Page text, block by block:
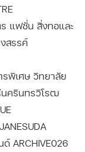
แฟชั่น สิ่งทอและ
สรรค์
พิเศษ วิทยาลัย
ครินทรวิโรฒ
ARCHIVE026